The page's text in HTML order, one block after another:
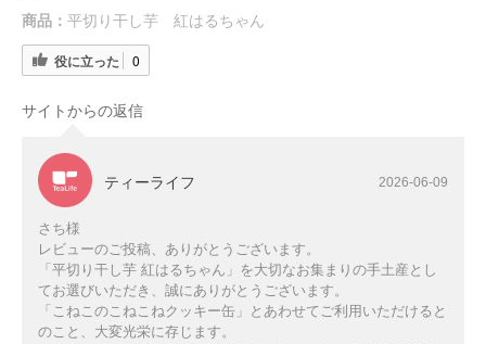
商品： 平切り干し芋 紅はるちゃん
役に立った 0
サイトからの返信
ティーライフ 2026-06-09
さち様
レビューのご投稿、ありがとうございます。
「平切り干し芋 紅はるちゃん」を大切なお集まりの手土産とし
てお選びいただき、誠にありがとうございます。
「こねこのこねこねクッキー缶」とあわせてご利用いただけると
のこと、大変光栄に存じます。